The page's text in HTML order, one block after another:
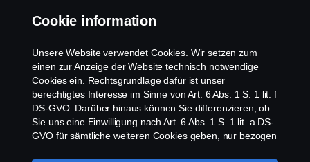
Newsletter
Scania Cookie Richtlinie
Cookie information
Unsere Website verwendet Cookies. Wir setzen zum
einen zur Anzeige der Website technisch notwendige
Cookies ein. Rechtsgrundlage dafür ist unser
berechtigtes Interesse im Sinne von Art. 6 Abs. 1 S. 1 lit. f
DS-GVO. Darüber hinaus können Sie differenzieren, ob
Sie uns eine Einwilligung nach Art. 6 Abs. 1 S. 1 lit. a DS-
GVO für sämtliche weiteren Cookies geben, nur bezogen